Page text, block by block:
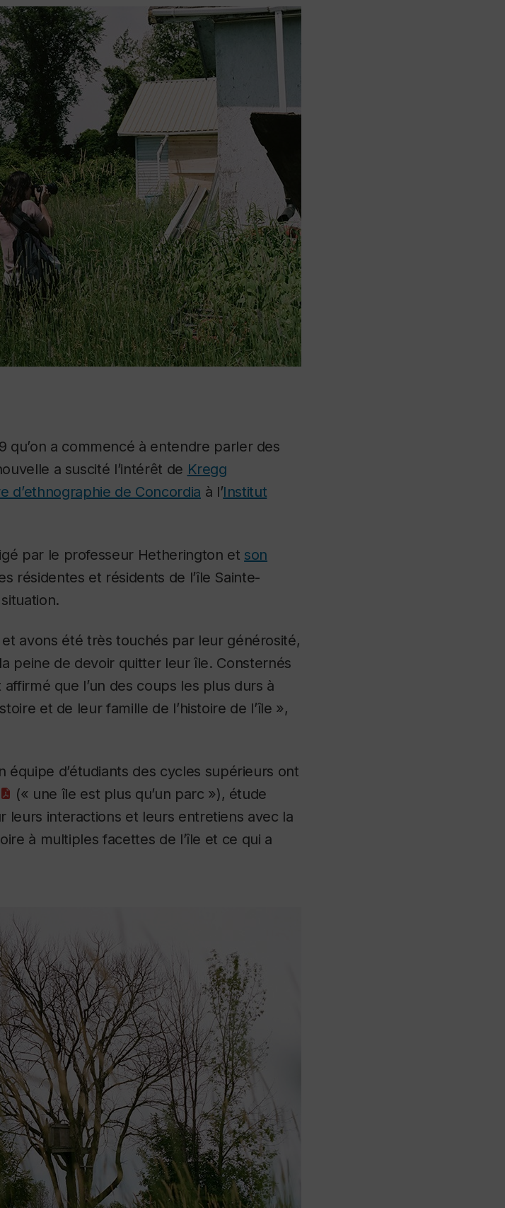
qu’on a commencé à entendre parler des
a suscité l’intérêt de Kregg
d’ethnographie de Concordia à l’Institut
par le professeur Hetherington et son
résidentes et résidents de l’île Sainte-
avons été très touchés par leur générosité,
peine de devoir quitter leur île. Consternés
que l’un des coups les plus durs à
et de leur famille de l’histoire de l’île »,
d’étudiants des cycles supérieurs ont
(« une île est plus qu’un parc »), étude
leurs interactions et leurs entretiens avec la
à multiples facettes de l’île et ce qui a